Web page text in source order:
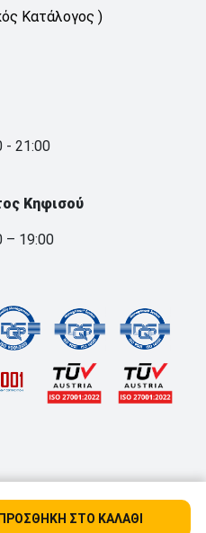
ΠΡΟΣΘΗΚΗ ΣΤΟ ΚΑΛΑΘΙ
Κατάλογος )
- 21:00
Κηφισού
– 19:00